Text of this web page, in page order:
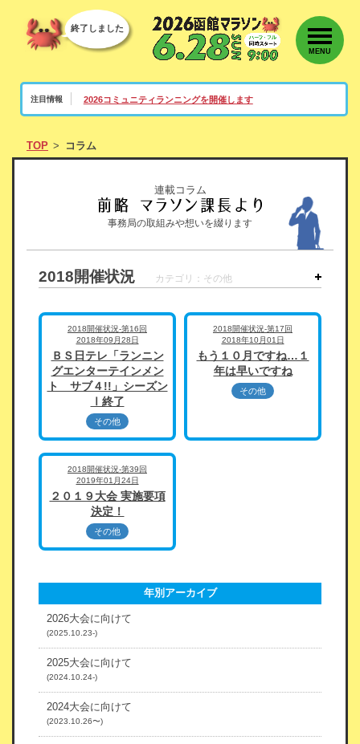
MENU
注目情報 2026コミュニティランニングを開催します
終了しました
TOP コラム
連載コラム
事務局の取組みや想いを綴ります
2018開催状況 カテゴリ：その他
2018開催状況-第16回
2018年09月28日
ＢＳ日テレ「ランニン
グエンターテインメン
ト サブ４!!」シーズン
Ⅰ終了
その他
2018開催状況-第17回
2018年10月01日
もう１０月ですね…１
年は早いですね
その他
2018開催状況-第39回
2019年01月24日
２０１９大会 実施要項
決定！
その他
年別アーカイブ
2026大会に向けて
(2025.10.23-)
2025大会に向けて
(2024.10.24-)
2024大会に向けて
(2023.10.26〜)